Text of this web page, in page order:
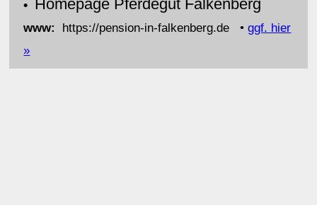
• Homepage Pferdegut Falkenberg
www: https://pension-in-falkenberg.de •ggf. hier
»